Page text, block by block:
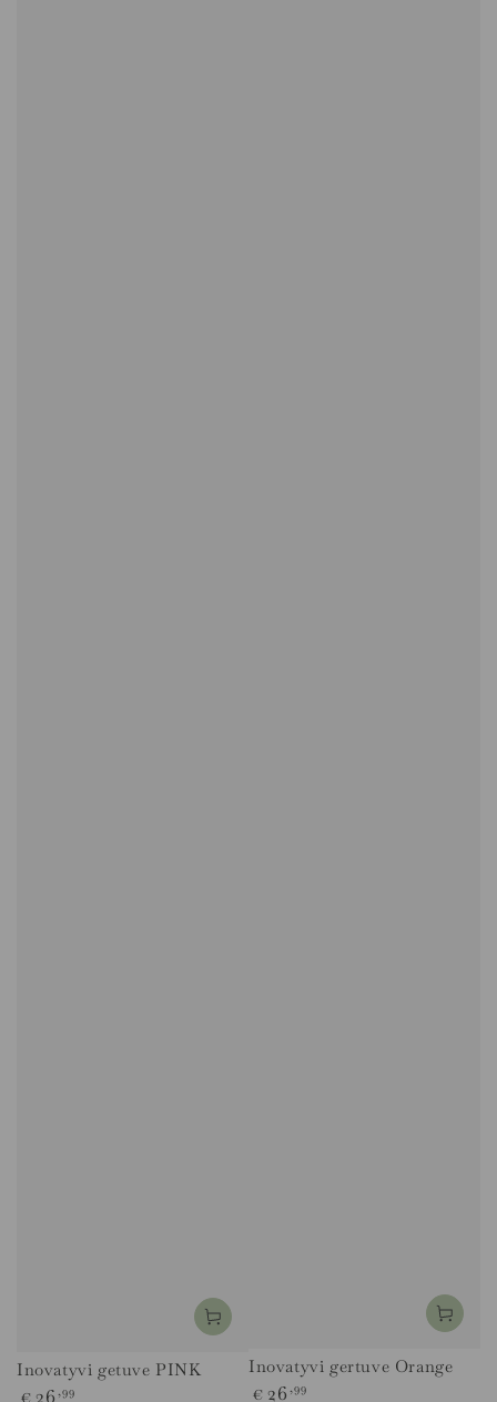
Inovatyvi getuve PINK
Įprasta
€ 26 ,99
Inovatyvi gertuve Orange
Įprasta
€ 26 ,99